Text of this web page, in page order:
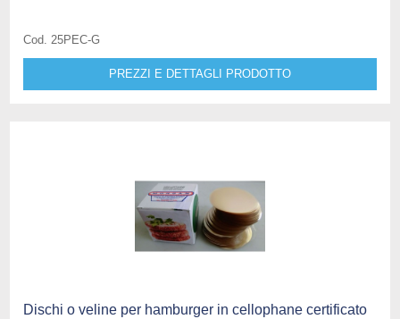
Cod. 25PEC-G
PREZZI E DETTAGLI PRODOTTO
Dischi o veline per hamburger in cellophane certificato